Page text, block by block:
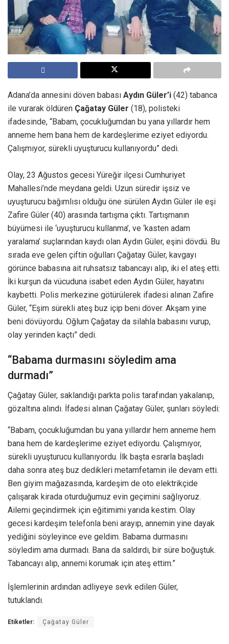
Adana’da annesini döven babası Aydın Güler’i (42) tabanca
ile vurarak öldüren Çağatay Güler (18), polisteki
ifadesinde, “Babam, çocukluğumdan bu yana yıllardır hem
anneme hem bana hem de kardeşlerime eziyet ediyordu.
Çalışmıyor, sürekli uyuşturucu kullanıyordu” dedi.
Olay, 23 Ağustos gecesi Yüreğir ilçesi Cumhuriyet
Mahallesi’nde meydana geldi. Uzun süredir işsiz ve
uyuşturucu bağımlısı olduğu öne sürülen Aydın Güler ile eşi
Zafire Güler (40) arasında tartışma çıktı. Tartışmanın
büyümesi ile ‘uyuşturucu kullanma’, ve ‘kasten adam
yaralama’ suçlarından kaydı olan Aydın Güler, eşini dövdü. Bu
sırada eve gelen çiftin oğulları Çağatay Güler, kavgayı
görünce babasına ait ruhsatsız tabancayı alıp, iki el ateş etti.
İki kurşun da vücuduna isabet eden Aydın Güler, hayatını
kaybetti. Polis merkezine götürülerek ifadesi alınan Zafire
Güler, “Eşim sürekli ateş buz içip beni döver. Akşam yine
beni dövüyordu. Oğlum Çağatay da silahla babasını vurup,
olay yerinden kaçtı” dedi.
“Babama durmasını söyledim ama
durmadı”
Çağatay Güler, saklandığı parkta polis tarafından yakalanıp,
gözaltına alındı. İfadesi alınan Çağatay Güler, şunları söyledi:
“Babam, çocukluğumdan bu yana yıllardır hem anneme hem
bana hem de kardeşlerime eziyet ediyordu. Çalışmıyor,
sürekli uyuşturucu kullanıyordu. İlk başta esrarla başladı
daha sonra ateş buz dedikleri metamfetamin ile devam etti.
Ben giyim mağazasında, kardeşim de oto elektrikçide
çalışarak kirada oturduğumuz evin geçimini sağlıyoruz.
Ailemi geçindirmek için eğitimimi yarıda kestim. Olay
gecesi kardeşim telefonla beni arayıp, annemin yine dayak
yediğini söyleyince eve geldim. Babama durmasını
söyledim ama durmadı. Bana da saldırdı, bir süre boğuştuk.
Tabancayı alıp, annemi korumak için ateş ettim.”
İşlemlerinin ardından adliyeye sevk edilen Güler,
tutuklandı.
Etiketler: Çağatay Güler